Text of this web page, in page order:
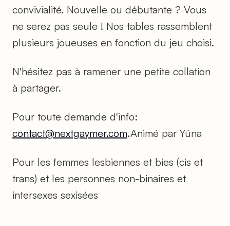
convivialité. Nouvelle ou débutante ? Vous
ne serez pas seule ! Nos tables rassemblent
plusieurs joueuses en fonction du jeu choisi.
N'hésitez pas à ramener une petite collation
à partager.
Pour toute demande d'info:
contact@nextgaymer.com.Animé par Yüna
Pour les femmes lesbiennes et bies (cis et
trans) et les personnes non-binaires et
intersexes sexisées